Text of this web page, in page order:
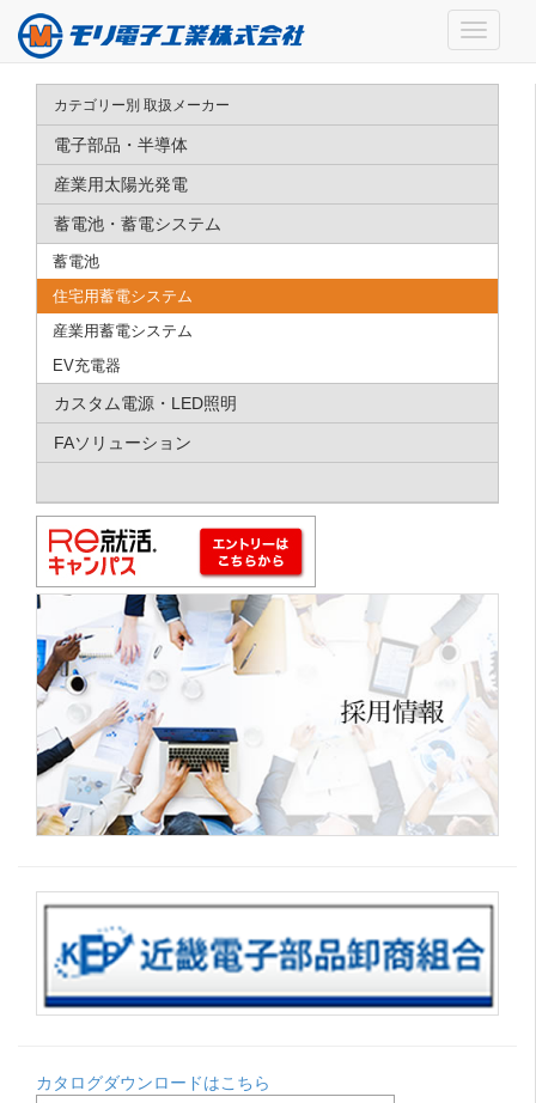
カテゴリー別 取扱メーカー
電子部品・半導体
産業用太陽光発電
蓄電池・蓄電システム
蓄電池
住宅用蓄電システム
産業用蓄電システム
EV充電器
カスタム電源・LED照明
FAソリューション
カタログダウンロードはこちら